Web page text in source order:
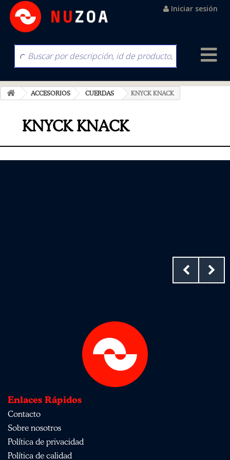
Iniciar sesión
ACCESORIOS CUERDAS KNYCK KNACK
KNYCK KNACK
Enlaces Rápidos
Contacto
Sobre nosotros
Política de privacidad
Política de calidad